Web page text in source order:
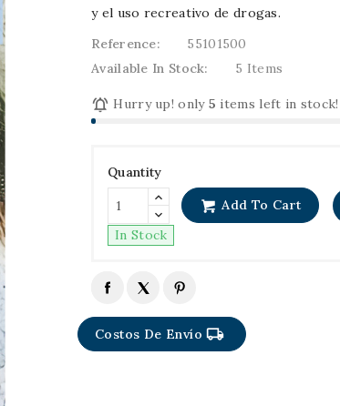
y el uso recreativo de drogas.
Reference:
55101500
Available In Stock:
5 Items
 Hurry up! only5 items left in stock!
Quantity
Add To Cart
In Stock
Costos De Envíolocal_shipping